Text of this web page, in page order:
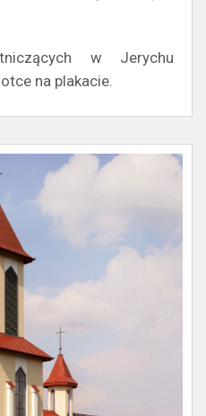
w Jerychu
na plakacie.